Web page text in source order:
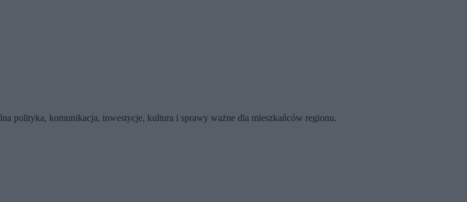
polityka, komunikacja, inwestycje, kultura i sprawy ważne dla mieszkańców regionu.